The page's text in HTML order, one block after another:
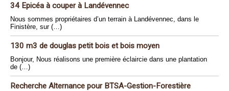
34 Epicéa à couper à Landévennec
Nous sommes propriétaires d’un terrain à Landévennec, dans le
Finistère, sur (…)
130 m3 de douglas petit bois et bois moyen
Bonjour, Nous réalisons une première éclaircie dans une plantation
de (…)
Recherche Alternance pour BTSA-Gestion-Forestière